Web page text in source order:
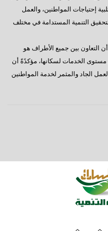
إحتياجات المواطنين، والعمل
التنمية المستدامة في مختلف
التعاون بين جميع الأطراف هو
مستوى الخدمات لسكانها، مؤكدًةً أن
الجاد والمثمر لخدمة المواطنين